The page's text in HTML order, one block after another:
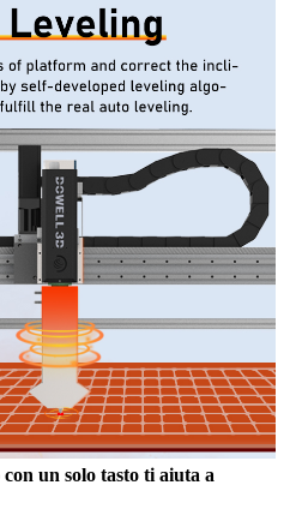
un solo tasto ti aiuta a